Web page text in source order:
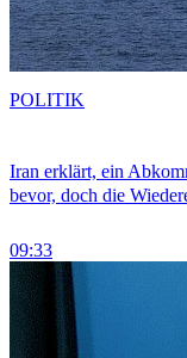
Iran erklärt, ein
bevor, doch die
09:33
POLITIK